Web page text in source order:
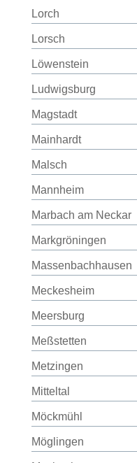
Lorch
Lorsch
Löwenstein
Ludwigsburg
Magstadt
Mainhardt
Malsch
Mannheim
Marbach am Neckar
Markgröningen
Massenbachhausen
Meckesheim
Meersburg
Meßstetten
Metzingen
Mitteltal
Möckmühl
Möglingen